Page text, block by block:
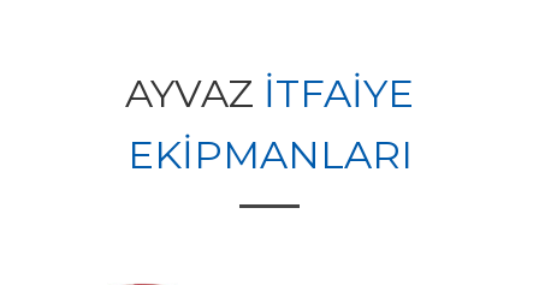
AYVAZ İTFAİYE
EKİPMANLARI